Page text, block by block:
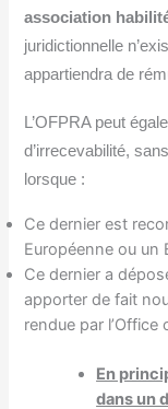
association
juridictionnelle
appartiendra de
L’OFPRA peut
d’irrecevabilité,
lorsque :
Ce dernier est
Européenne ou un
Ce dernier a
apporter de fait
rendue par l’Office
En
dans un